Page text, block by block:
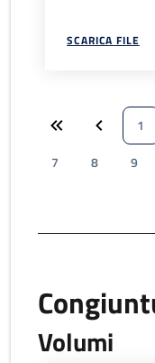
SCARICA FILE
1
7
8 9
Volumi